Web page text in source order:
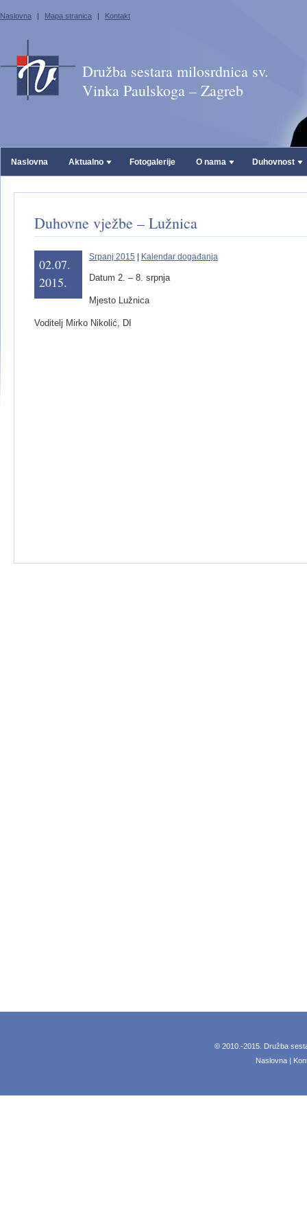
Naslovna | Mapa stranica | Kontakt
Družba sestara milosrdnica sv.
Vinka Paulskoga – Zagreb
Naslovna Aktualno Fotogalerije O nama Duhovnost
Duhovne vježbe – Lužnica
02.07.
2015.
Srpanj 2015 Kalendar događanja
Datum 2. – 8. srpnja
Mjesto Lužnica
Voditelj Mirko Nikolić, DI
© 2010.-2015. Družba
Naslovna |